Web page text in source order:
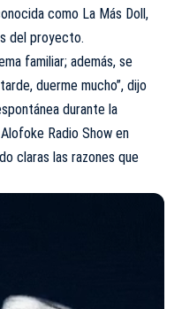
como La Más Doll,
del proyecto.
familiar; además, se
duerme mucho”, dijo
durante la
Radio Show en
claras las razones que